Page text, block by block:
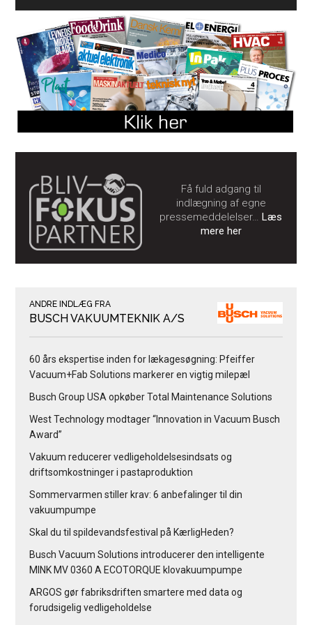
Få fuld adgang til
indlægning af egne
pressemeddelelser…Læs
mere her
ANDRE INDLÆG FRA
BUSCH VAKUUMTEKNIK A/S
60 års ekspertise inden for lækagesøgning: Pfeiffer
Vacuum+Fab Solutions markerer en vigtig milepæl
Busch Group USA opkøber Total Maintenance Solutions
West Technology modtager “Innovation in Vacuum Busch
Award”
Vakuum reducerer vedligeholdelsesindsats og
driftsomkostninger i pastaproduktion
Sommervarmen stiller krav: 6 anbefalinger til din
vakuumpumpe
Skal du til spildevandsfestival på KærligHeden?
Busch Vacuum Solutions introducerer den intelligente
MINK MV 0360 A ECOTORQUE klovakuumpumpe
ARGOS gør fabriksdriften smartere med data og
forudsigelig vedligeholdelse